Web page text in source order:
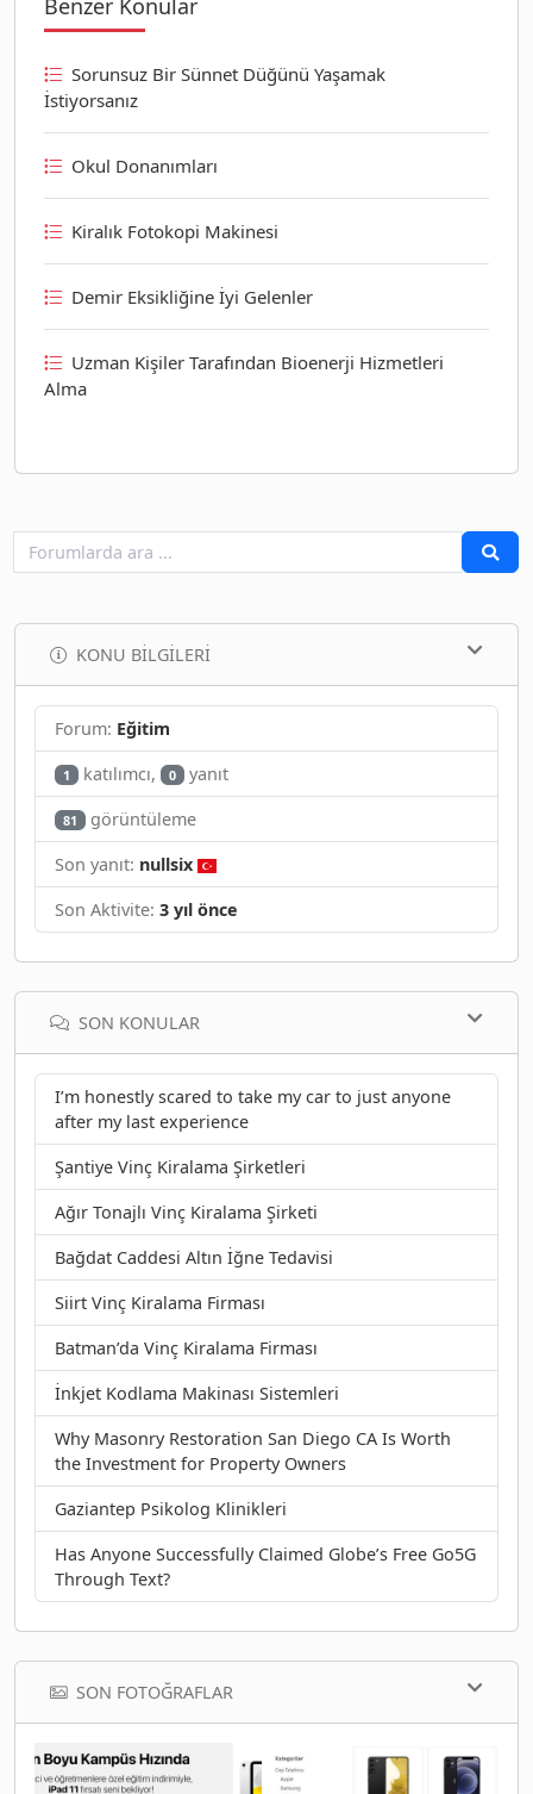
Sorunsuz Bir Sünnet Düğünü Yaşamak
İstiyorsanız
Okul Donanımları
Kiralık Fotokopi Makinesi
Demir Eksikliğine İyi Gelenler
Uzman Kişiler Tarafından Bioenerji Hizmetleri
Alma
KONU BILGILERI
Forum: Eğitim
1 katılımcı, 0 yanıt
81
görüntüleme
Son yanıt: nullsix
Son Aktivite: 3 yıl önce
SON KONULAR
I’m honestly scared to take my car to just anyone
after my last experience
Şantiye Vinç Kiralama Şirketleri
Ağır Tonajlı Vinç Kiralama Şirketi
Bağdat Caddesi Altın İğne Tedavisi
Siirt Vinç Kiralama Firması
Batman’da Vinç Kiralama Firması
İnkjet Kodlama Makinası Sistemleri
Why Masonry Restoration San Diego CA Is Worth
the Investment for Property Owners
Gaziantep Psikolog Klinikleri
Has Anyone Successfully Claimed Globe’s Free Go5G
Through Text?
SON FOTOĞRAFLAR